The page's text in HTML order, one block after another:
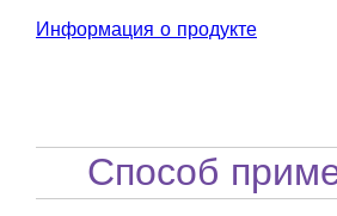
Информация о продукте
Способ